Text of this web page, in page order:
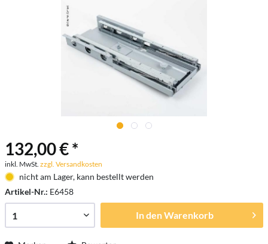
132,00 € *
inkl. MwSt. zzgl. Versandkosten
nicht am Lager, kann bestellt werden
Artikel-Nr.: E6458
In denWarenkorb